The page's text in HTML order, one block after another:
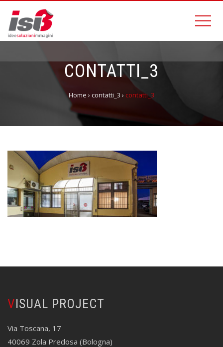
CONTATTI_3
Home ›contatti_3 ›contatti_3
VISUAL PROJECT
Via Toscana, 17
40069 Zola Predosa (Bologna)